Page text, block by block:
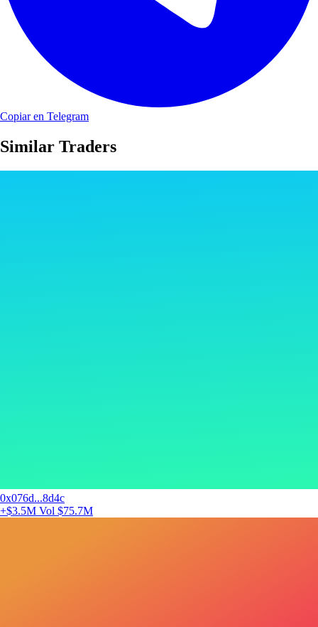
Copiar en Telegram
Similar Traders
0x076d...8d4c
+$3.5M Vol $75.7M